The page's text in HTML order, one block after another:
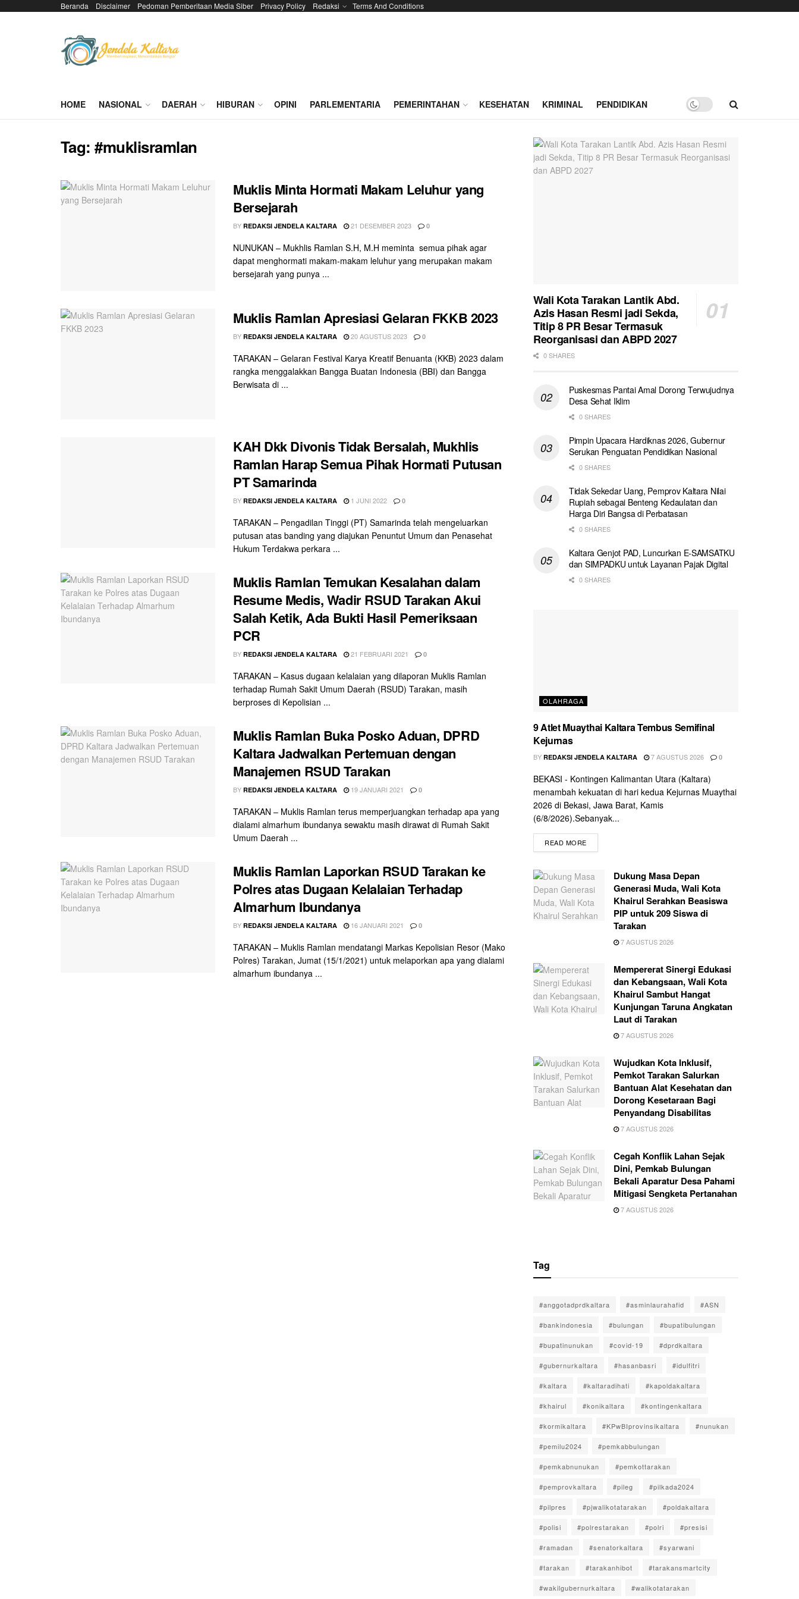
Beranda Disclaimer Pedoman Pemberitaan Media Siber Privacy Policy Redaksi Terms And Conditions
HOME NASIONAL DAERAH HIBURAN OPINI PARLEMENTARIA PEMERINTAHAN KESEHATAN KRIMINAL PENDIDIKAN
Tag:#muklisramlan
Muklis Minta Hormati Makam Leluhur yang
Bersejarah
BY REDAKSI JENDELA KALTARA 21 DESEMBER 2023 0
NUNUKAN – Mukhlis Ramlan S.H, M.H meminta semua pihak agar
dapat menghormati makam-makam leluhur yang merupakan makam
bersejarah yang punya ...
Muklis Ramlan Apresiasi Gelaran FKKB 2023
BY REDAKSI JENDELA KALTARA 20 AGUSTUS 2023 0
TARAKAN – Gelaran Festival Karya Kreatif Benuanta (KKB) 2023 dalam
rangka menggalakkan Bangga Buatan Indonesia (BBI) dan Bangga
Berwisata di ...
KAH Dkk Divonis Tidak Bersalah, Mukhlis
Ramlan Harap Semua Pihak Hormati Putusan
PT Samarinda
BY REDAKSI JENDELA KALTARA 1 JUNI 2022 0
TARAKAN – Pengadilan Tinggi (PT) Samarinda telah mengeluarkan
putusan atas banding yang diajukan Penuntut Umum dan Penasehat
Hukum Terdakwa perkara ...
Muklis Ramlan Temukan Kesalahan dalam
Resume Medis, Wadir RSUD Tarakan Akui
Salah Ketik, Ada Bukti Hasil Pemeriksaan
PCR
BY REDAKSI JENDELA KALTARA 21 FEBRUARI 2021 0
TARAKAN – Kasus dugaan kelalaian yang dilaporan Muklis Ramlan
terhadap Rumah Sakit Umum Daerah (RSUD) Tarakan, masih
berproses di Kepolisian ...
Muklis Ramlan Buka Posko Aduan, DPRD
Kaltara Jadwalkan Pertemuan dengan
Manajemen RSUD Tarakan
BY REDAKSI JENDELA KALTARA 19 JANUARI 2021 0
TARAKAN – Muklis Ramlan terus memperjuangkan terhadap apa yang
dialami almarhum ibundanya sewaktu masih dirawat di Rumah Sakit
Umum Daerah ...
Muklis Ramlan Laporkan RSUD Tarakan ke
Polres atas Dugaan Kelalaian Terhadap
Almarhum Ibundanya
BY REDAKSI JENDELA KALTARA 16 JANUARI 2021 0
TARAKAN – Muklis Ramlan mendatangi Markas Kepolisian Resor (Mako
Polres) Tarakan, Jumat (15/1/2021) untuk melaporkan apa yang dialami
almarhum ibundanya ...
Wali Kota Tarakan Lantik Abd.
Azis Hasan Resmi jadi Sekda,
Titip 8 PR Besar Termasuk
Reorganisasi dan ABPD 2027
0 SHARES
Puskesmas Pantai Amal Dorong Terwujudnya
Desa Sehat Iklim
0 SHARES
Pimpin Upacara Hardiknas 2026, Gubernur
Serukan Penguatan Pendidikan Nasional
0 SHARES
Tidak Sekedar Uang, Pemprov Kaltara Nilai
Rupiah sebagai Benteng Kedaulatan dan
Harga Diri Bangsa di Perbatasan
0 SHARES
Kaltara Genjot PAD, Luncurkan E-SAMSATKU
dan SIMPADKU untuk Layanan Pajak Digital
0 SHARES
OLAHRAGA
9 Atlet Muaythai Kaltara Tembus Semifinal
Kejurnas
BY REDAKSI JENDELA KALTARA 7 AGUSTUS 2026 0
BEKASI - Kontingen Kalimantan Utara (Kaltara)
menambah kekuatan di hari kedua Kejurnas Muaythai
2026 di Bekasi, Jawa Barat, Kamis
(6/8/2026).Sebanyak...
READ MORE
Dukung Masa Depan
Generasi Muda, Wali Kota
Khairul Serahkan Beasiswa
PIP untuk 209 Siswa di
Tarakan
7 AGUSTUS 2026
Mempererat Sinergi Edukasi
dan Kebangsaan, Wali Kota
Khairul Sambut Hangat
Kunjungan Taruna Angkatan
Laut di Tarakan
7 AGUSTUS 2026
Wujudkan Kota Inklusif,
Pemkot Tarakan Salurkan
Bantuan Alat Kesehatan dan
Dorong Kesetaraan Bagi
Penyandang Disabilitas
7 AGUSTUS 2026
Cegah Konflik Lahan Sejak
Dini, Pemkab Bulungan
Bekali Aparatur Desa Pahami
Mitigasi Sengketa Pertanahan
7 AGUSTUS 2026
Tag
#anggotadprdkaltara #asminlaurahafid #ASN
#bankindonesia #bulungan #bupatibulungan
#bupatinunukan #covid-19 #dprdkaltara
#gubernurkaltara #hasanbasri #idulfitri
#kaltara #kaltaradihati #kapoldakaltara
#khairul #konikaltara #kontingenkaltara
#kormikaltara #KPwBIprovinsikaltara #nunukan
#pemilu2024 #pemkabbulungan
#pemkabnunukan #pemkottarakan
#pemprovkaltara #pileg #pilkada2024
#pilpres #pjwalikotatarakan #poldakaltara
#polisi #polrestarakan #polri #presisi
#ramadan #senatorkaltara #syarwani
#tarakan #tarakanhibot #tarakansmartcity
#wakilgubernurkaltara #walikotatarakan